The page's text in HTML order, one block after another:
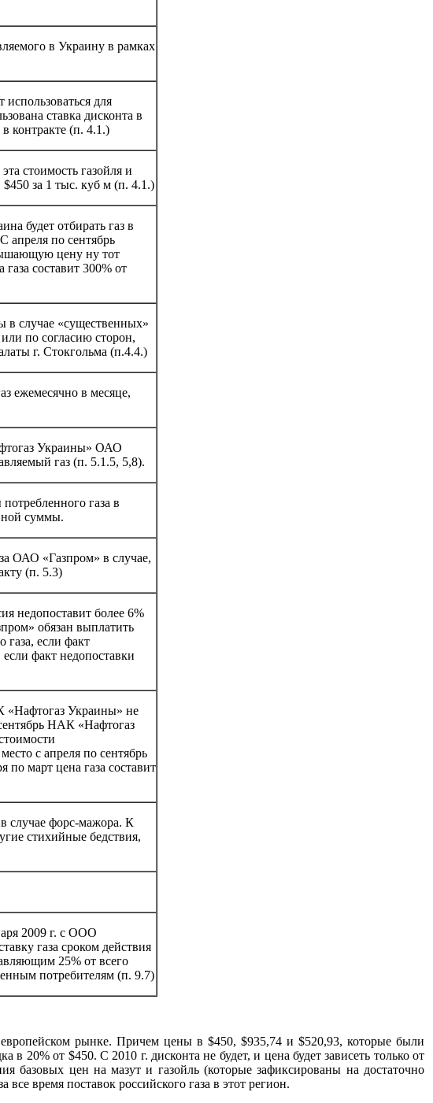
в Украину в рамках
использоваться для
ставка дисконта в
контракте (п. 4.1.)
стоимость газойля и
$450 за 1 тыс. куб м (п. 4.1.)
будет отбирать газ в
апреля по сентябрь
цену ну тот
составит 300% от
в случае «существенных»
по согласию сторон,
г. Стокгольма (п.4.4.)
ежемесячно в месяце,
Украины» ОАО
газ (п. 5.1.5, 5,8).
газа в
суммы.
ОАО «Газпром» в случае,
(п. 5.3)
недопоставит более 6%
обязан выплатить
газа, если факт
факт недопоставки
«Нафтогаз Украины» не
НАК «Нафтогаз
с апреля по сентябрь
по март цена газа составит
случае форс-мажора. К
стихийные бедствия,
2009 г. с ООО
газа сроком действия
25% от всего
потребителям (п. 9.7)
рынке. Причем цены в $450, $935,74 и $520,93, которые были
20% от $450. С 2010 г. дисконта не будет, и цена будет зависеть только от
базовых цен на мазут и газойль (которые зафиксированы на достаточно
время поставок российского газа в этот регион.